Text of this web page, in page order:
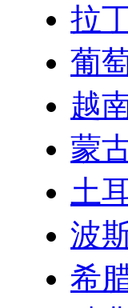
拉
葡
越
蒙
土
波
希